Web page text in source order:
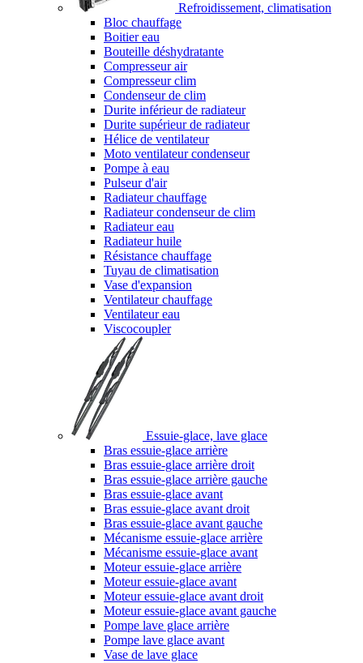
Refroidissement, climatisation
Bloc chauffage
Boitier eau
Bouteille déshydratante
Compresseur air
Compresseur clim
Condenseur de clim
Durite inférieur de radiateur
Durite supérieur de radiateur
Hélice de ventilateur
Moto ventilateur condenseur
Pompe à eau
Pulseur d'air
Radiateur chauffage
Radiateur condenseur de clim
Radiateur eau
Radiateur huile
Résistance chauffage
Tuyau de climatisation
Vase d'expansion
Ventilateur chauffage
Ventilateur eau
Viscocoupler
Essuie-glace, lave glace
Bras essuie-glace arrière
Bras essuie-glace arrière droit
Bras essuie-glace arrière gauche
Bras essuie-glace avant
Bras essuie-glace avant droit
Bras essuie-glace avant gauche
Mécanisme essuie-glace arrière
Mécanisme essuie-glace avant
Moteur essuie-glace arrière
Moteur essuie-glace avant
Moteur essuie-glace avant droit
Moteur essuie-glace avant gauche
Pompe lave glace arrière
Pompe lave glace avant
Vase de lave glace